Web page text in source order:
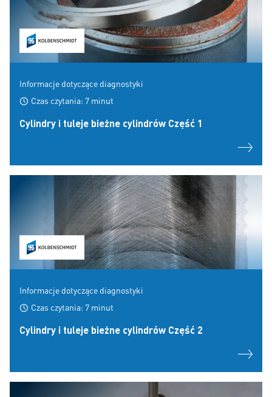
Informacje dotyczące diagnostyki
Czas czytania: 7 minut
Cylindry i tuleje bieżne cylindrów Część 1
Informacje dotyczące diagnostyki
Czas czytania: 7 minut
Cylindry i tuleje bieżne cylindrów Część 2